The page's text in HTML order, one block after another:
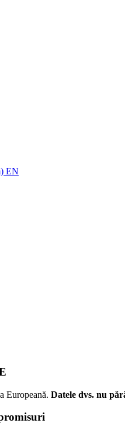
EN
Europeană. Datele dvs. nu